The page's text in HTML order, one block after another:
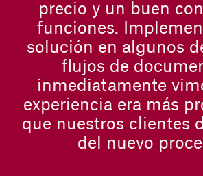
precio y un buen
funciones.
solución en algunos
flujos de
inmediatamente
experiencia era más
que nuestros clientes
del nuevo